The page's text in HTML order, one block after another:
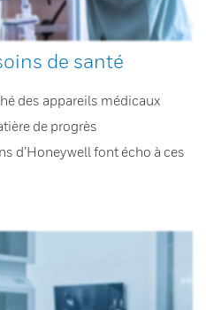
de santé
des appareils médicaux
de progrès
d’Honeywell font écho à ces